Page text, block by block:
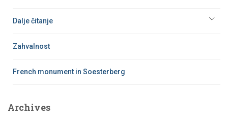
Dalje čitanje
Zahvalnost
French monument in Soesterberg
Archives